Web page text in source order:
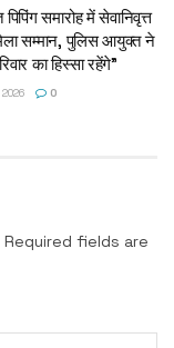
समारोह में सेवानिवृत्त
सम्मान, पुलिस आयुक्त ने
का हिस्सा रहेंगे”
0
Required fields are